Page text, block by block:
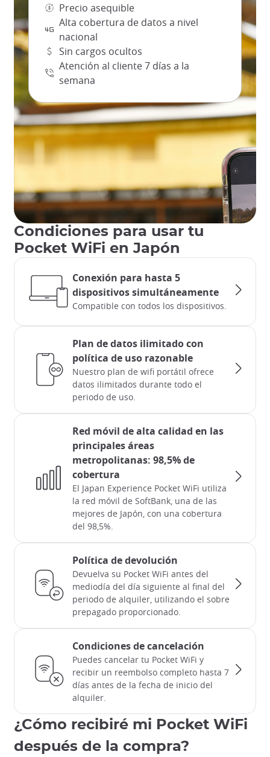
Precio asequible
Alta cobertura de datos a nivel
nacional
Sin cargos ocultos
Atención al cliente 7 días a la
semana
Condiciones para usar tu
Pocket WiFi en Japón
Conexión para hasta 5
dispositivos simultáneamente
Compatible con todos los dispositivos.
Plan de datos ilimitado con
política de uso razonable
Nuestro plan de wifi portátil ofrece
datos ilimitados durante todo el
periodo de uso.
Red móvil de alta calidad en las
principales áreas
metropolitanas: 98,5% de
cobertura
El Japan Experience Pocket WiFi utiliza
la red móvil de SoftBank, una de las
mejores de Japón, con una cobertura
del 98,5%.
Política de devolución
Devuelva su Pocket WiFi antes del
mediodía del día siguiente al final del
periodo de alquiler, utilizando el sobre
prepagado proporcionado.
Condiciones de cancelación
Puedes cancelar tu Pocket WiFi y
recibir un reembolso completo hasta 7
días antes de la fecha de inicio del
alquiler.
¿Cómo recibiré mi Pocket WiFi
después de la compra?